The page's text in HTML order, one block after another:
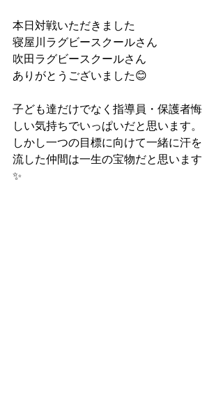
本日対戦いただきました
寝屋川ラグビースクールさん
吹田ラグビースクールさん
ありがとうございました😊
子ども達だけでなく指導員・保護者悔
しい気持ちでいっぱいだと思います。
しかし一つの目標に向けて一緒に汗を
流した仲間は一生の宝物だと思います
✨